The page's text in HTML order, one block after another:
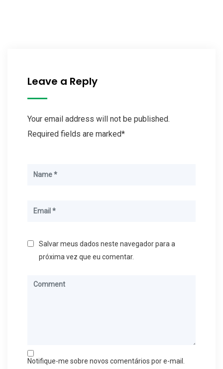
Leave a Reply
Your email address will not be published.
Required fields are marked*
Salvar meus dados neste navegador para a
próxima vez que eu comentar.
Notifique-me sobre novos comentários por e-mail.